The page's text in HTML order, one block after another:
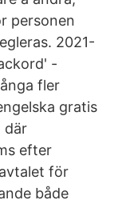
personen
2021-
-
fler
gratis
där
efter
för
både